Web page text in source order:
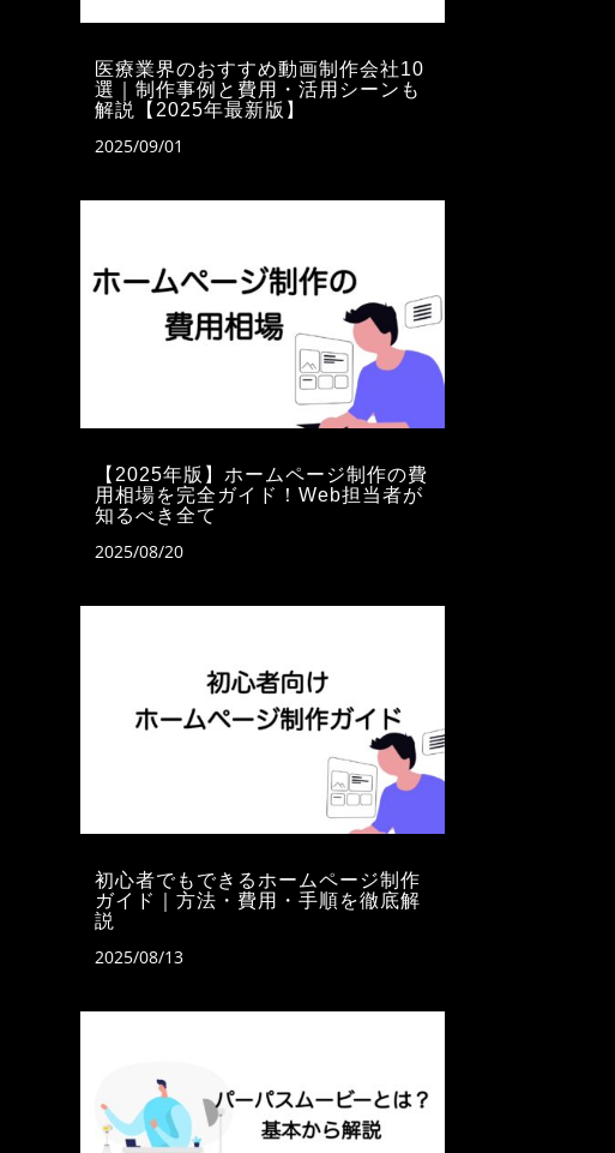
医療業界のおすすめ動画制作会社10
選｜制作事例と費用・活用シーンも
解説【2025年最新版】
2025/09/01
【2025年版】ホームページ制作の費
用相場を完全ガイド！Web担当者が
知るべき全て
2025/08/20
初心者でもできるホームページ制作
ガイド｜方法・費用・手順を徹底解
説
2025/08/13